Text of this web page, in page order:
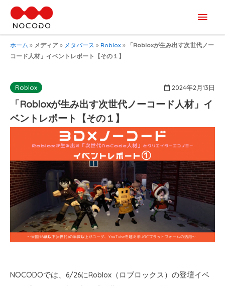
メ
イ
メ
ニ
ュ
ホーム » メディア » メタバース » Roblox »
「Robloxが生み出す次世代ノー
コード人材」イベントレポート【その１】
Roblox 2024年2月13日
「Robloxが生み出す次世代ノーコード人材」イ
ベントレポート【その１】
NOCODOでは、6/26にRoblox（ロブロックス）の登壇イベ